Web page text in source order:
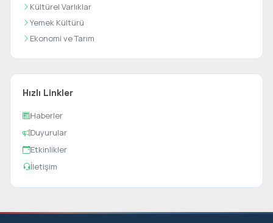
Kültürel Varlıklar
Yemek Kültürü
Ekonomi ve Tarım
Hızlı Linkler
Haberler
Duyurular
Etkinlikler
İletişim